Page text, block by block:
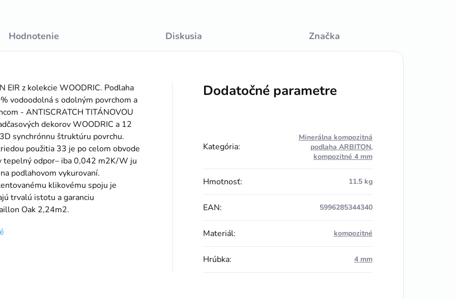
Hodnotenie Diskusia Značka
EIR z kolekcie WOODRIC. Podlaha
vodoodolná s odolným povrchom a
- ANTISCRATCH TITÁNOVOU
dekorov WOODRIC a 12
synchrónnu štruktúru povrchu.
použitia 33 je po celom obvode
tepelný odpor– iba 0,042 m2K/W ju
podlahovom vykurovaní.
klikovému spoju je
trvalú istotu a garanciu
Oak 2,24m2.
Dodatočné parametre
Kategória:
Minerálna kompozitná
podlaha ARBITON,
kompozitné 4 mm
Hmotnosť: 11.5 kg
EAN: 5996285344340
Materiál: kompozitné
Hrúbka: 4 mm